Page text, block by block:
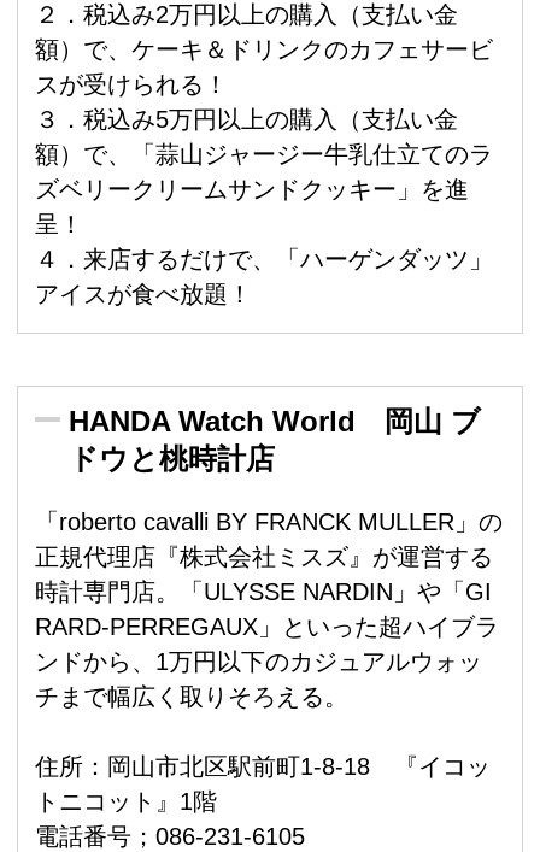
２．税込み2万円以上の購入（支払い金
額）で、ケーキ＆ドリンクのカフェサービ
スが受けられる！
３．税込み5万円以上の購入（支払い金
額）で、「蒜山ジャージー牛乳仕立てのラ
ズベリークリームサンドクッキー」を進
呈！
４．来店するだけで、「ハーゲンダッツ」
アイスが食べ放題！
HANDA Watch World 岡山 ブ
ドウと桃時計店
「roberto cavalli BY FRANCK MULLER」の
正規代理店『株式会社ミスズ』が運営する
時計専門店。「ULYSSE NARDIN」や「GI
RARD-PERREGAUX」といった超ハイブラ
ンドから、1万円以下のカジュアルウォッ
チまで幅広く取りそろえる。
住所：岡山市北区駅前町1-8-18 『イコッ
トニコット』1階
電話番号；086-231-6105